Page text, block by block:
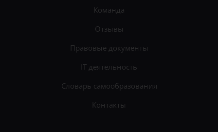
Команда
Отзывы
Правовые документы
IT деятельность
Словарь самообразования
Контакты